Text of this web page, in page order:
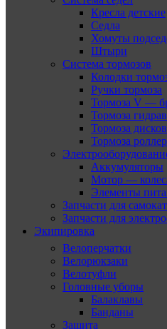
Кресла детские
Седла
Хомуты
Штыри
Система тормозов
Колодки
Ручки тормоза
Тормоза V —
Тормоза
Тормоза
Тормоза
Аккумуляторы
Мотор —
Элементы
Запчасти для
Запчасти для
Экипировка
Велоперчатки
Велорюкзаки
Велотуфли
Головные уборы
Балаклавы
Банданы
Защита